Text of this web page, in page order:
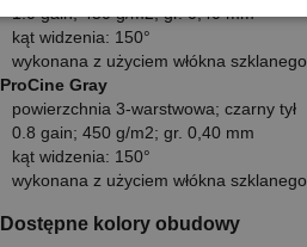
1.0 gain; 450 g/m2; gr. 0,40 mm
kąt widzenia: 150°
wykonana z użyciem włókna szklanego
ProCine Gray
powierzchnia 3-warstwowa; czarny tył
0.8 gain; 450 g/m2; gr. 0,40 mm
kąt widzenia: 150°
wykonana z użyciem włókna szklanego
Dostępne kolory obudowy